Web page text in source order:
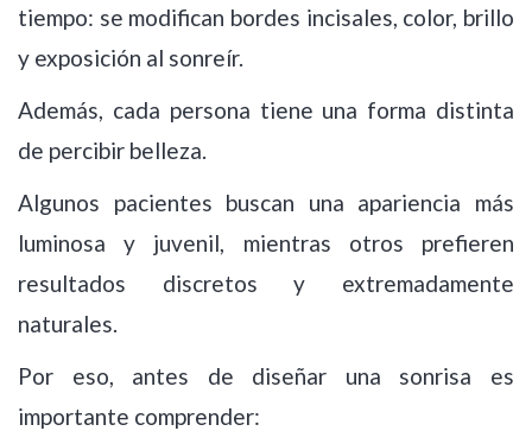
tiempo: se modifican bordes incisales, color, brillo
y exposición al sonreír.
Además, cada persona tiene una forma distinta
de percibir belleza.
Algunos pacientes buscan una apariencia más
luminosa y juvenil, mientras otros prefieren
resultados discretos y extremadamente
naturales.
Por eso, antes de diseñar una sonrisa es
importante comprender: